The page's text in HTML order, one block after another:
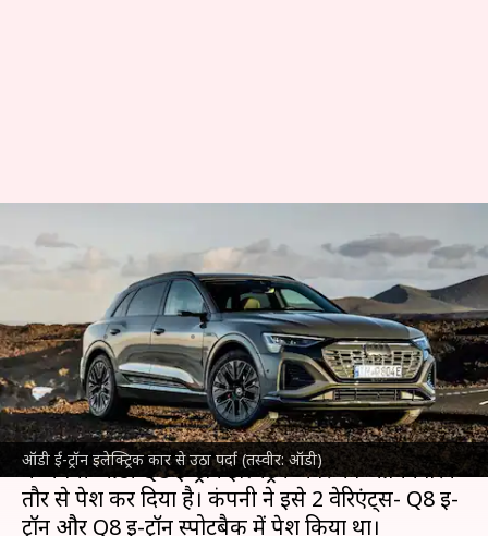
ऑडी ई-ट्रॉन इलेक्ट्रिक कार से उठा पर्दा (तस्वीर: ऑडी)
ऑडी Q8 ई-ट्रॉन इलेक्ट्रिक कार से
उठा पर्दा, सिंगल चार्ज में 600
किलोमीटर चलेगी यह गाड़ी
लेखन अविनाश Jul 15, 2023 01:26 pm
क्या है खबर?
जर्मनी की दिग्गज वाहन निर्माताऑडीने भारतीय बाजार
में अपनी ऑडी Q8 ई-ट्रॉन इल्क्ट्रिक कार को आधिकारिक
तौर से पेश कर दिया है। कंपनी ने इसे 2 वेरिएंट्स- Q8 ई-